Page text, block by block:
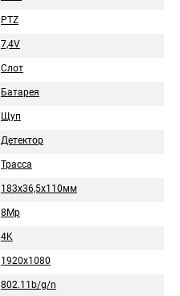
PTZ
7,4V
Слот
Батарея
Щуп
Детектор
Трасса
183x36,5x110мм
8Mp
4K
1920x1080
802.11b/g/n